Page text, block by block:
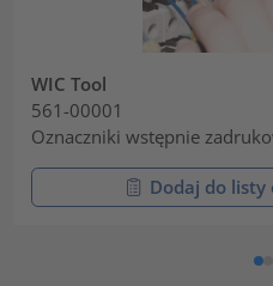
WIC Tool
561-00001
Oznaczniki wstępnie
Dodaj do listy